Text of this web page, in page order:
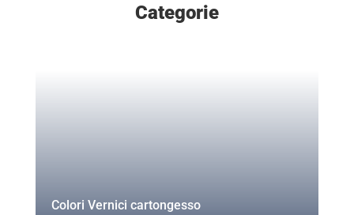
Categorie
Colori Vernici cartongesso